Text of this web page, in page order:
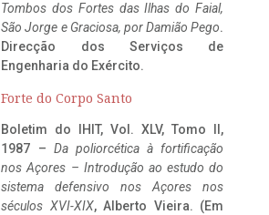
Tombos dos Fortes das Ilhas do Faial,
São Jorge e Graciosa, por Damião Pego.
Direcção dos Serviços de
Engenharia do Exército.
Forte do Corpo Santo
Boletim do IHIT, Vol. XLV, Tomo II,
1987 – Da poliorcética à fortificação
nos Açores – Introdução ao estudo do
sistema defensivo nos Açores nos
séculos XVI-XIX, Alberto Vieira. (Em